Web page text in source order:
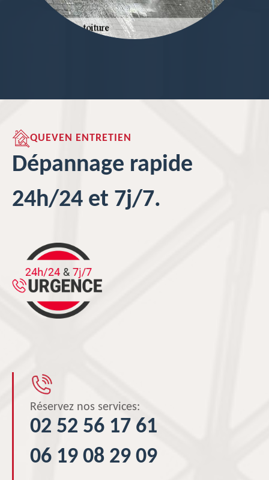
QUEVEN ENTRETIEN
Dépannage rapide
24h/24 et 7j/7.
Réservez nos services:
02 52 56 17 61
06 19 08 29 09